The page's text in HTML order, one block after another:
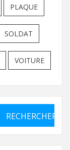
PLAQUE
SOLDAT
VOITURE